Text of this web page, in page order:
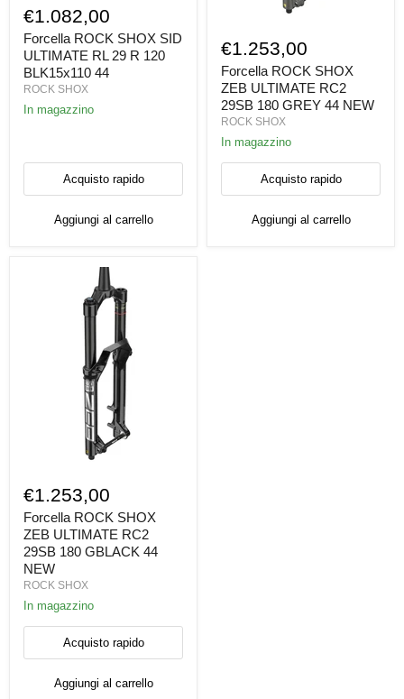
ROCK
SHOX
SID
ULTIMATE
RL
29
R
120
€1.082,00
Forcella ROCK SHOX SID
ULTIMATE RL 29 R 120
BLK15x110 44
ROCK SHOX
In magazzino
Acquisto rapido
Aggiungi al carrello
ROCK
SHOX
ZEB
ULTIMATE
RC2
29SB
180
GREY
€1.253,00
Forcella ROCK SHOX
ZEB ULTIMATE RC2
29SB 180 GREY 44 NEW
ROCK SHOX
In magazzino
Acquisto rapido
Aggiungi al carrello
ROCK
SHOX
ZEB
ULTIMATE
RC2
29SB
180
GBLACK
44
€1.253,00
Forcella ROCK SHOX
ZEB ULTIMATE RC2
29SB 180 GBLACK 44
NEW
ROCK SHOX
In magazzino
Acquisto rapido
Aggiungi al carrello